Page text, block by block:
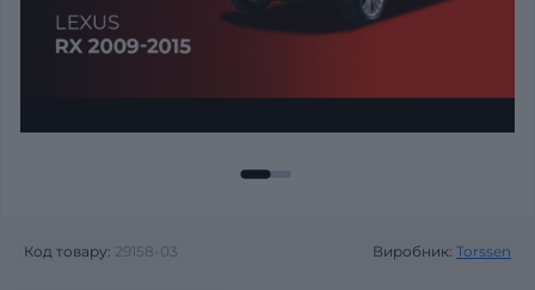
Код товару: 29158-03 Виробник: Torssen